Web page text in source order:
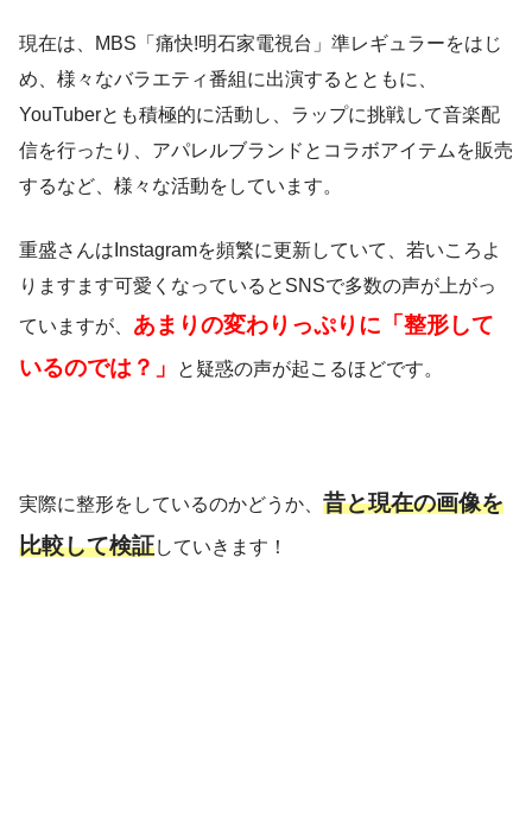
現在は、MBS「痛快!明石家電視台」準レギュラーをはじ
め、様々なバラエティ番組に出演するとともに、
YouTuberとも積極的に活動し、ラップに挑戦して音楽配
信を行ったり、アパレルブランドとコラボアイテムを販売
するなど、様々な活動をしています。
重盛さんはInstagramを頻繁に更新していて、若いころよ
りますます可愛くなっているとSNSで多数の声が上がっ
ていますが、 あまりの変わりっぷりに「整形して
いるのでは？」
と疑惑の声が起こるほどです。
実際に整形をしているのかどうか、 昔と現在の画像を
比較して検証していきます！